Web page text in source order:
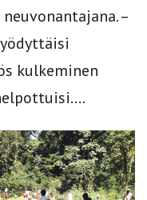
–
kulkeminen